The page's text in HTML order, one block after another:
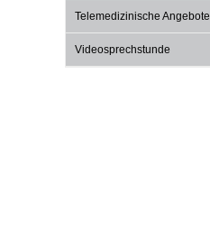
Telemedizinische Angebote
Videosprechstunde